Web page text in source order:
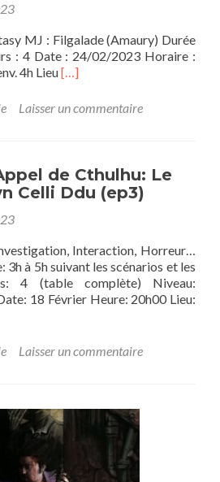
Rising
Moon
MJ : Filgalade (Amaury) Durée
: 4 Date : 24/02/2023 Horaire :
4h LieuEn
plus
dragon
–
Le
[…]
Laisser un commentaire
de Cthulhu: Le
Celli Ddu (ep3)
Interaction, Horreur…
3h à 5h suivant les scénarios et les
4 (table complète) Niveau:
18 Février Heure: 20h00 Lieu:
Laisser un commentaire